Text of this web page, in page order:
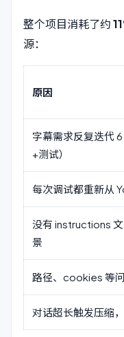
整个项目消耗了约
源：
原因
字幕需求反复迭代
+测试）
每次调试都重新从
没有 instructions
景
路径、cookies 等
对话超长触发压缩